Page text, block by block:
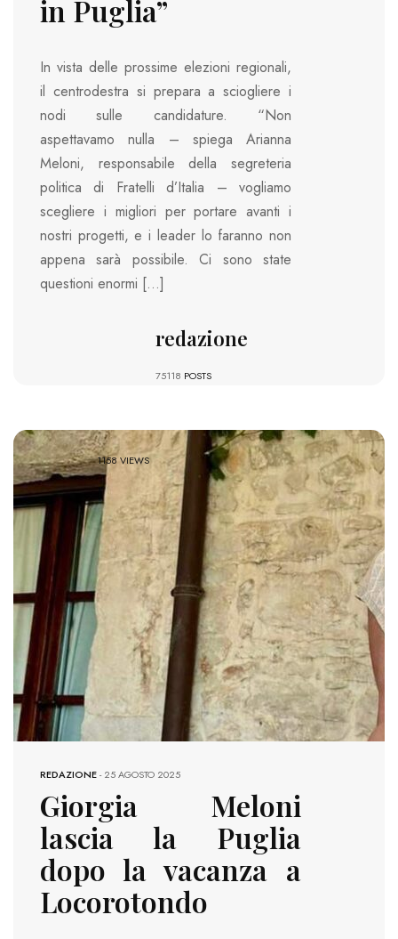
in Puglia”
In vista delle prossime elezioni regionali,
il centrodestra si prepara a sciogliere i
nodi sulle candidature. “Non
aspettavamo nulla – spiega Arianna
Meloni, responsabile della segreteria
politica di Fratelli d’Italia – vogliamo
scegliere i migliori per portare avanti i
nostri progetti, e i leader lo faranno non
appena sarà possibile. Ci sono state
questioni enormi […]
redazione
75118 POSTS
1158 VIEWS
REDAZIONE-25 AGOSTO 2025
Giorgia Meloni
lascia la Puglia
dopo la vacanza a
Locorotondo